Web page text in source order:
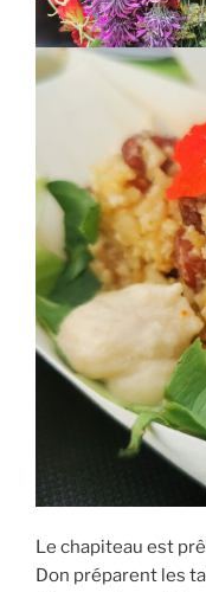
Le chapiteau est
Don préparent les